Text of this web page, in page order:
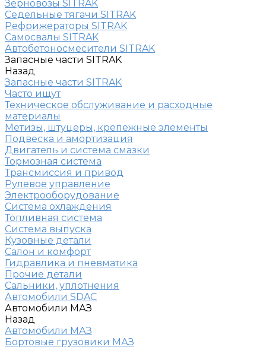
Зерновозы SITRAK
Седельные тягачи SITRAK
Рефрижераторы SITRAK
Самосвалы SITRAK
Автобетоносмесители SITRAK
Запасные части SITRAK
Назад
Запасные части SITRAK
Часто ищут
Техническое обслуживание и расходные
материалы
Метизы, штуцеры, крепежные элементы
Подвеска и амортизация
Двигатель и система смазки
Тормозная система
Трансмиссия и привод
Рулевое управление
Электрооборудование
Система охлаждения
Топливная система
Система выпуска
Кузовные детали
Салон и комфорт
Гидравлика и пневматика
Прочие детали
Сальники, уплотнения
Автомобили SDAC
Автомобили МАЗ
Назад
Автомобили МАЗ
Бортовые грузовики МАЗ